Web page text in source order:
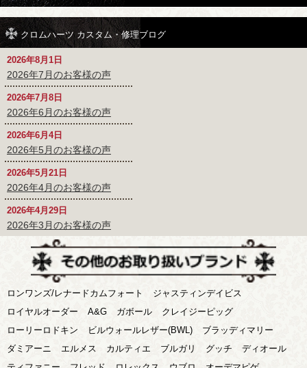
クロムハーツ カスタム・修理ブログ
2026年8月1日
2026年7月のお客様の声
2026年7月8日
2026年6月のお客様の声
2026年6月4日
2026年5月のお客様の声
2026年5月21日
2026年4月のお客様の声
2026年4月29日
2026年3月のお客様の声
ロンワンズ/レナードカムフォート
ジャスティンデイビス
ロイヤルオーダー
A&G ガボール
クレイジーピッグ
ローリーロドキン
ビルウォールレザー(BWL)
ブラッディマリー
ダミアーニ
エルメス カルティエ ブルガリ グッチ
ディオール